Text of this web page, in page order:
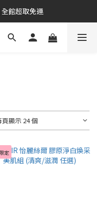
館超取免運
頁顯示 24 個
定